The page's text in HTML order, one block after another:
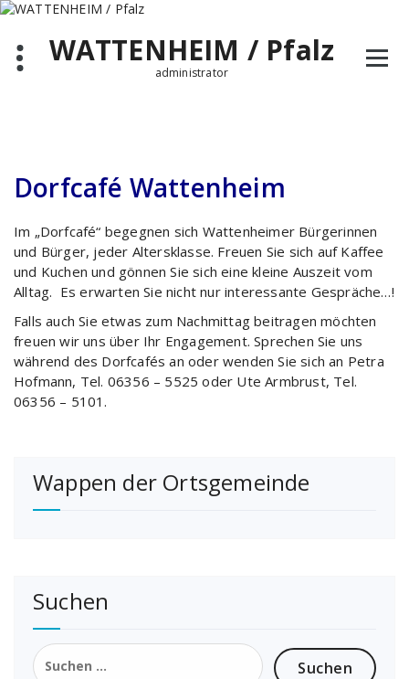
Zum
springenWATTENHEIM / Pfalz
administrator
Dorfcafé Wattenheim
Im „Dorfcafé“ begegnen sich Wattenheimer Bürgerinnen
und Bürger, jeder Altersklasse. Freuen Sie sich auf Kaffee
und Kuchen und gönnen Sie sich eine kleine Auszeit vom
Alltag. Es erwarten Sie nicht nur interessante Gespräche…!
Falls auch Sie etwas zum Nachmittag beitragen möchten
freuen wir uns über Ihr Engagement. Sprechen Sie uns
während des Dorfcafés an oder wenden Sie sich an Petra
Hofmann, Tel. 06356 – 5525 oder Ute Armbrust, Tel.
06356 – 5101.
Wappen der Ortsgemeinde
Suchen
Suchen
nach: